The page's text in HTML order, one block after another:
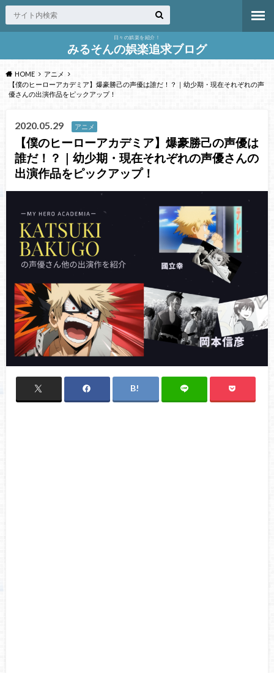
日々の娯楽を紹介！
みるそんの娯楽追求ブログ
HOME
アニメ
【僕のヒーローアカデミア】爆豪勝己の声優は誰だ！？｜幼少期・現在それぞれの声
優さんの出演作品をピックアップ！
2020.05.29 アニメ
【僕のヒーローアカデミア】爆豪勝己の声優は
誰だ！？｜幼少期・現在それぞれの声優さんの
出演作品をピックアップ！